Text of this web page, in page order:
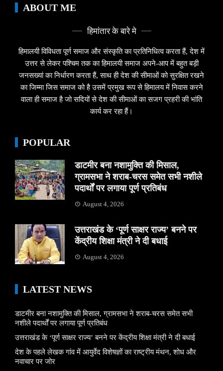
ABOUT ME
हिमांतार के बारे मे
हिमालयी विविधता पूर्ण समाज और संस्कृति का प्रतिनिधित्व करता हैं, देश में
उत्तर से लेकर पश्चिम तक का हिमालयी समाज अपने-आप में बहुत बड़ी
जनसख्यां का निर्धारण करता हैं, साथ ही देश की सीमाओं को सुरक्षित रखने
का जिम्मा जिस समाज को है उसमें प्रमुख रूप से हिमालय में निवास करने
वाला ही समाज है जो सदियों से देश की सीमाओं का सजग प्रहरी की भांति
कार्य कर रहा हैं।
POPULAR
डाटमीर बना नशामुक्ति की मिसाल,
ग्रामसभा ने शराब-चरस समेत सभी नशीले
पदार्थों पर लगाया पूर्ण प्रतिबंध
August 4, 2026
उत्तराखंड के ‘पूर्ण साक्षर राज्य’ बनने पर
केंद्रीय शिक्षा मंत्री ने दी बधाई
August 4, 2026
LATEST NEWS
डाटमीर बना नशामुक्ति की मिसाल, ग्रामसभा ने शराब-चरस समेत सभी
नशीले पदार्थों पर लगाया पूर्ण प्रतिबंध
उत्तराखंड के ‘पूर्ण साक्षर राज्य’ बनने पर केंद्रीय शिक्षा मंत्री ने दी बधाई
देश के पहले लेखक गांव में आयुर्वेद विशेषज्ञों का राष्ट्रीय मंथन, शोध और
नवाचार पर जोर